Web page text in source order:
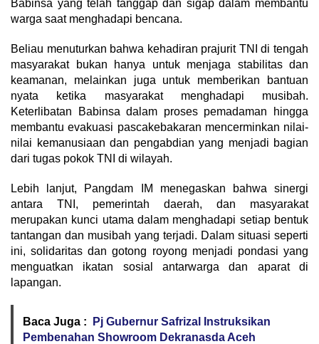
Babinsa yang telah tanggap dan sigap dalam membantu
warga saat menghadapi bencana.
Beliau menuturkan bahwa kehadiran prajurit TNI di tengah
masyarakat bukan hanya untuk menjaga stabilitas dan
keamanan, melainkan juga untuk memberikan bantuan
nyata ketika masyarakat menghadapi musibah.
Keterlibatan Babinsa dalam proses pemadaman hingga
membantu evakuasi pascakebakaran mencerminkan nilai-
nilai kemanusiaan dan pengabdian yang menjadi bagian
dari tugas pokok TNI di wilayah.
Lebih lanjut, Pangdam IM menegaskan bahwa sinergi
antara TNI, pemerintah daerah, dan masyarakat
merupakan kunci utama dalam menghadapi setiap bentuk
tantangan dan musibah yang terjadi. Dalam situasi seperti
ini, solidaritas dan gotong royong menjadi pondasi yang
menguatkan ikatan sosial antarwarga dan aparat di
lapangan.
Baca Juga :
Pj Gubernur Safrizal Instruksikan
Pembenahan Showroom Dekranasda Aceh